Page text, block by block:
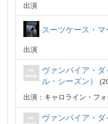
出演
スーツケース・マ
出演
ヴァンパイア・
ル・シーズン）
出演：キャロライン・フォ
ヴァンパイア・